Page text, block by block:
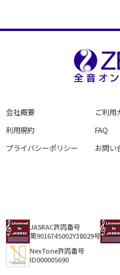
会社概要
利用規約
プライバシーポリシー
ご利用
FAQ
お問い
JASRAC許諾番号
第9016745002Y38029号
NexTone許諾番号
ID000005690